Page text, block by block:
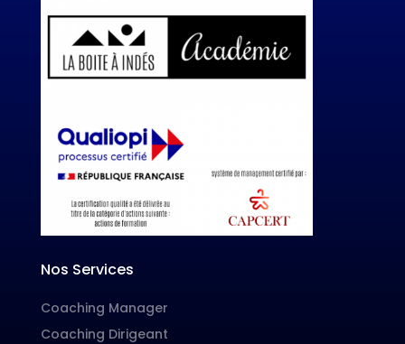
Nos Services
Coaching Manager
Coaching Dirigeant